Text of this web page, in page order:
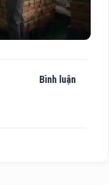
Bình luận